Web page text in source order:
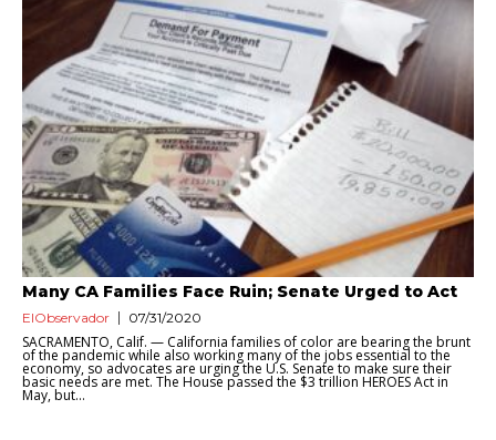
Many CA Families Face Ruin; Senate Urged to Act
ElObservador 07/31/2020
SACRAMENTO, Calif. — California families of color are bearing the brunt
of the pandemic while also working many of the jobs essential to the
economy, so advocates are urging the U.S. Senate to make sure their
basic needs are met. The House passed the $3 trillion HEROES Act in
May, but...